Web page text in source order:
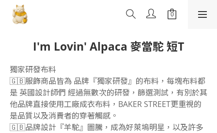
I'm Lovin' Alpaca 麥當駝 短T
獨家研發布料
🇬🇧服飾商品皆為 品牌『獨家研發』的布料，每塊布料都
是 英國設計師們 經過無數次的研發，篩選測試，有別於其
他品牌直接使用工廠成衣布料，BAKER STREET更重視的
是品質以及消費者的穿著觸感。
🇬🇧品牌設計『羊駝』圖騰，成為好萊塢明星，以及許多